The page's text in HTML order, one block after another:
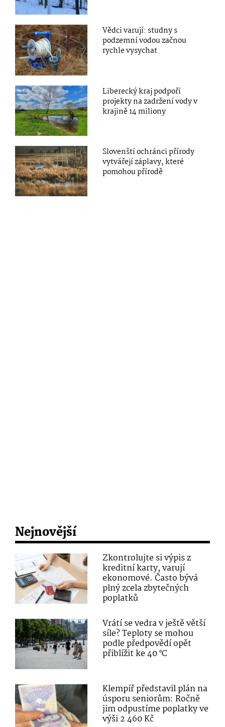
Vědci varují: studny s
podzemní vodou začnou
rychle vysychat
Liberecký kraj podpoří
projekty na zadržení vody v
krajině 14 miliony
Slovenští ochránci přírody
vytvářejí záplavy, které
pomohou přírodě
Nejnovější
Zkontrolujte si výpis z
kreditní karty, varují
ekonomové. Často bývá
plný zcela zbytečných
poplatků
Vrátí se vedra v ještě větší
síle? Teploty se mohou
podle předpovědí opět
přiblížit ke 40 °C
Klempíř představil plán na
úsporu seniorům: Ročně
jim odpustíme poplatky ve
výši 2 460 Kč